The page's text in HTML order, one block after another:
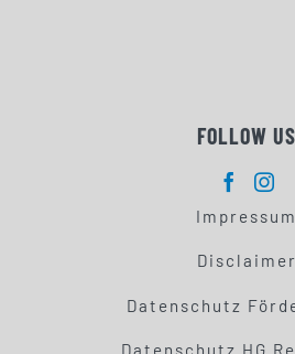
FOLLOW US
Impressum
Disclaimer
Datenschutz
Datenschutz HG